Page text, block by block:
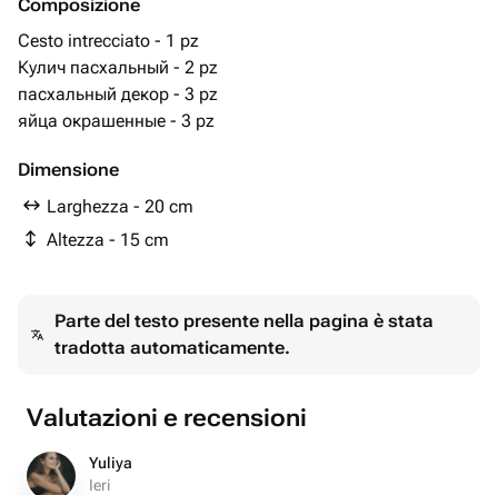
Composizione
Cesto intrecciato - 1 pz
Кулич пасхальный - 2 pz
пасхальный декор - 3 pz
яйца окрашенные - 3 pz
Dimensione
Larghezza - 20 cm
Altezza - 15 cm
Parte del testo presente nella pagina è stata
tradotta automaticamente.
Valutazioni e recensioni
Yuliya
Ieri